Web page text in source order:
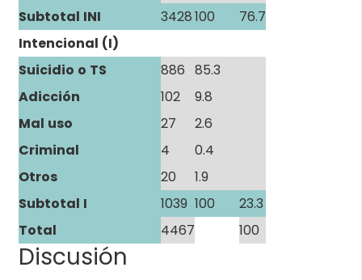
Subtotal INI
3428100
76.7
Intencional (I)
Suicidio o TS
886 85.3
Adicción
102
9.8
Mal uso
27
2.6
Criminal
4
0.4
Otros
20
1.9
Subtotal I
1039 100
23.3
Total
4467 100
Discusión